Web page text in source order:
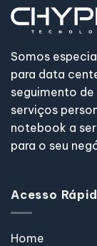
Somos
para data
seguimento
serviços
notebook a
para o seu
Acesso
Home